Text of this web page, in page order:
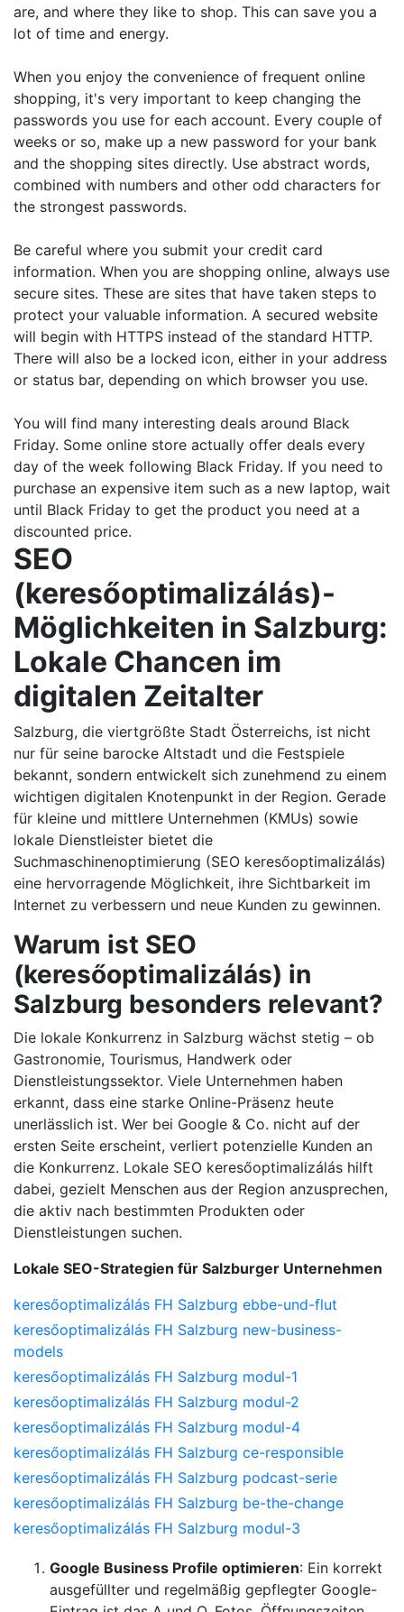
are, and where they like to shop. This can save you a
lot of time and energy.
When you enjoy the convenience of frequent online
shopping, it's very important to keep changing the
passwords you use for each account. Every couple of
weeks or so, make up a new password for your bank
and the shopping sites directly. Use abstract words,
combined with numbers and other odd characters for
the strongest passwords.
Be careful where you submit your credit card
information. When you are shopping online, always use
secure sites. These are sites that have taken steps to
protect your valuable information. A secured website
will begin with HTTPS instead of the standard HTTP.
There will also be a locked icon, either in your address
or status bar, depending on which browser you use.
You will find many interesting deals around Black
Friday. Some online store actually offer deals every
day of the week following Black Friday. If you need to
purchase an expensive item such as a new laptop, wait
until Black Friday to get the product you need at a
discounted price.
SEO
(keresőoptimalizálás)-
Möglichkeiten in Salzburg:
Lokale Chancen im
digitalen Zeitalter
Salzburg, die viertgrößte Stadt Österreichs, ist nicht
nur für seine barocke Altstadt und die Festspiele
bekannt, sondern entwickelt sich zunehmend zu einem
wichtigen digitalen Knotenpunkt in der Region. Gerade
für kleine und mittlere Unternehmen (KMUs) sowie
lokale Dienstleister bietet die
Suchmaschinenoptimierung (SEO keresőoptimalizálás)
eine hervorragende Möglichkeit, ihre Sichtbarkeit im
Internet zu verbessern und neue Kunden zu gewinnen.
Warum ist SEO
(keresőoptimalizálás) in
Salzburg besonders relevant?
Die lokale Konkurrenz in Salzburg wächst stetig – ob
Gastronomie, Tourismus, Handwerk oder
Dienstleistungssektor. Viele Unternehmen haben
erkannt, dass eine starke Online-Präsenz heute
unerlässlich ist. Wer bei Google & Co. nicht auf der
ersten Seite erscheint, verliert potenzielle Kunden an
die Konkurrenz. Lokale SEO keresőoptimalizálás hilft
dabei, gezielt Menschen aus der Region anzusprechen,
die aktiv nach bestimmten Produkten oder
Dienstleistungen suchen.
Lokale SEO-Strategien für Salzburger Unternehmen
keresőoptimalizálás FH Salzburg ebbe-und-flut
keresőoptimalizálás FH Salzburg new-business-
models
keresőoptimalizálás FH Salzburg modul-1
keresőoptimalizálás FH Salzburg modul-2
keresőoptimalizálás FH Salzburg modul-4
keresőoptimalizálás FH Salzburg ce-responsible
keresőoptimalizálás FH Salzburg podcast-serie
keresőoptimalizálás FH Salzburg be-the-change
keresőoptimalizálás FH Salzburg modul-3
Google Business Profile optimieren: Ein korrekt
ausgefüllter und regelmäßig gepflegter Google-